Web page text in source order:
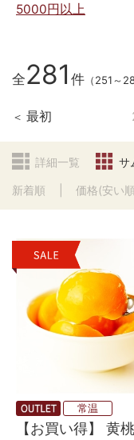
5000円以上
全281 件 （251～
最初
詳細一覧 サ
新着順 価格(安い
常温
【お買い得】 黄